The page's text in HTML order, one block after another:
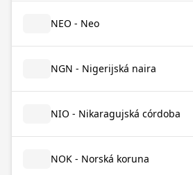
NEO - Neo
NGN - Nigerijská naira
NIO - Nikaragujská córdoba
NOK - Norská koruna